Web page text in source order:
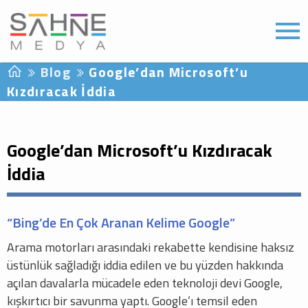
Blog
Google’dan Microsoft’u
Kızdıracak İddia
Google’dan Microsoft’u Kızdıracak
İddia
“Bing’de En Çok Aranan Kelime Google”
Arama motorları arasındaki rekabette kendisine haksız
üstünlük sağladığı iddia edilen ve bu yüzden hakkında
açılan davalarla mücadele eden teknoloji devi Google,
kışkırtıcı bir savunma yaptı. Google’ı temsil eden